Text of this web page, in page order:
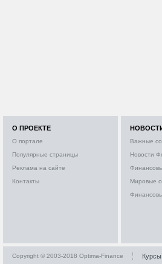
О ПРОЕКТЕ
О портале
Популярные страницы
Реклама на сайте
Контакты
Важные
Новости
Мировые
Copyright © 2003-2018 Optima-Finance